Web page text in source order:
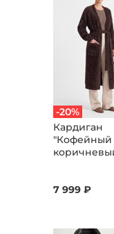
-20%
Кардиган
"Кофейный
7 999 ₽